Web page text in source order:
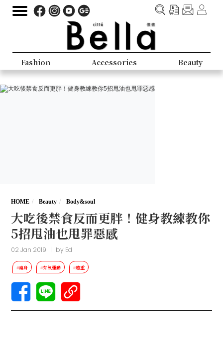
Fashion Accessories Beauty
HOME Beauty Body&soul
大吃後禁食反而更胖！健身教練教你
5招甩油也甩罪惡感
02 Jan 2019 | by Ed
#瘦身 #有氧運動 #體重